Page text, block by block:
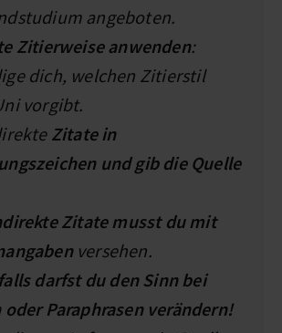
angeboten.
Zitierweise anwenden:
dich, welchen Zitierstil
vorgibt.
Zitate in
und gib die Quelle
Zitate musst du mit
versehen.
darfst du den Sinn bei
Paraphrasen verändern!